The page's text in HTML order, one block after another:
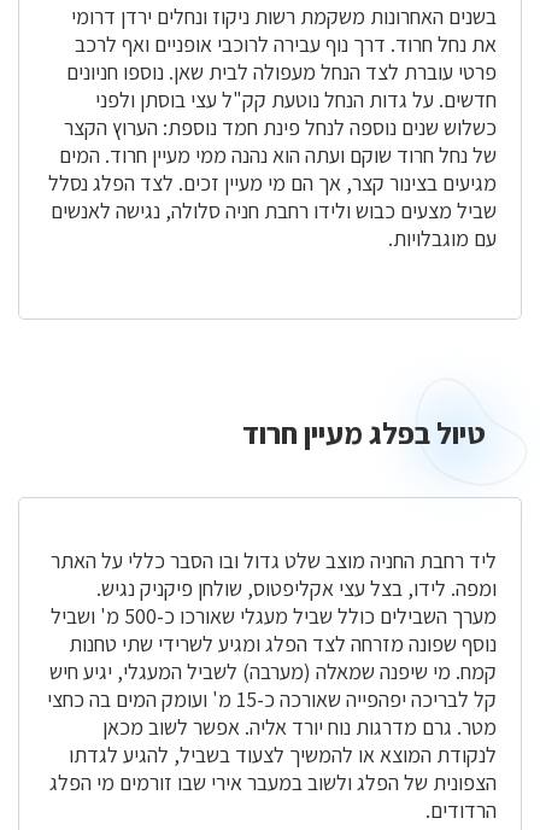
בשנים האחרונות משקמת רשות ניקוז ונחלים ירדן דרומי
את נחל חרוד. דרך נוף עבירה לרוכבי אופניים ואף לרכב
פרטי עוברת לצד הנחל מעפולה לבית שאן. נוספו חניונים
חדשים. על גדות הנחל נוטעת קק"ל עצי בוסתן ולפני
כשלוש שנים נוספה לנחל פינת חמד נוספת: הערוץ הקצר
של נחל חרוד שוקם ועתה הוא נהנה ממי מעיין חרוד. המים
מגיעים בצינור קצר, אך הם מי מעיין זכים. לצד הפלג נסלל
שביל מצעים כבוש ולידו רחבת חניה סלולה, נגישה לאנשים
עם מוגבלויות.
טיול בפלג מעיין חרוד
ליד רחבת החניה מוצב שלט גדול ובו הסבר כללי על האתר
ומפה. לידו, בצל עצי אקליפטוס, שולחן פיקניק נגיש.
מערך השבילים כולל שביל מעגלי שאורכו כ-500 מ' ושביל
נוסף שפונה מזרחה לצד הפלג ומגיע לשרידי שתי טחנות
קמח. מי שיפנה שמאלה (מערבה) לשביל המעגלי, יגיע חיש
קל לבריכה יפהפייה שאורכה כ-15 מ' ועומק המים בה כחצי
מטר. גרם מדרגות נוח יורד אליה. אפשר לשוב מכאן
לנקודת המוצא או להמשיך לצעוד בשביל, להגיע לגדתו
הצפונית של הפלג ולשוב במעבר אירי שבו זורמים מי הפלג
הרדודים.